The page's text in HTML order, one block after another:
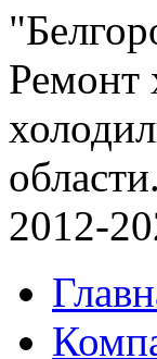
Ремонт
2012-